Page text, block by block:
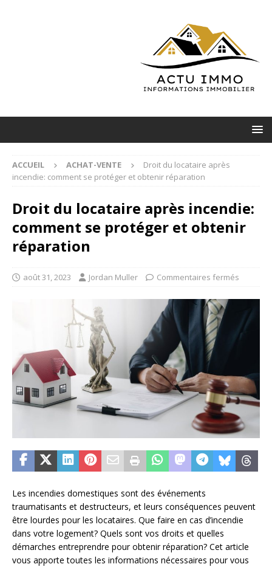
ACCUEIL ACHAT-VENTE
Droit du locataire après
incendie: comment se protéger et obtenir réparation
Droit du locataire après incendie:
comment se protéger et obtenir
réparation
août 31, 2023 Jordan Muller Commentaires fermés
Les incendies domestiques sont des événements
traumatisants et destructeurs, et leurs conséquences peuvent
être lourdes pour les locataires. Que faire en cas d’incendie
dans votre logement? Quels sont vos droits et quelles
démarches entreprendre pour obtenir réparation? Cet article
vous apporte toutes les informations nécessaires pour vous